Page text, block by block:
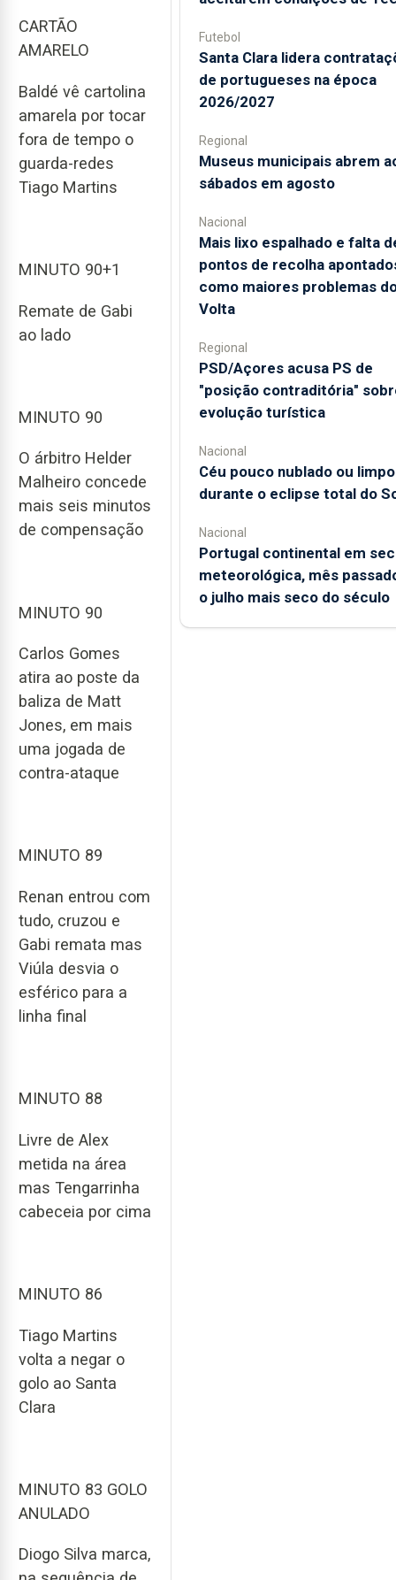
CARTÃO
AMARELO
Baldé vê cartolina
amarela por tocar
fora de tempo o
guarda-redes
Tiago Martins
MINUTO 90+1
Remate de Gabi
ao lado
MINUTO 90
O árbitro Helder
Malheiro concede
mais seis minutos
de compensação
MINUTO 90
Carlos Gomes
atira ao poste da
baliza de Matt
Jones, em mais
uma jogada de
contra-ataque
MINUTO 89
Renan entrou com
tudo, cruzou e
Gabi remata mas
Viúla desvia o
esférico para a
linha final
MINUTO 88
Livre de Alex
metida na área
mas Tengarrinha
cabeceia por cima
MINUTO 86
Tiago Martins
volta a negar o
golo ao Santa
Clara
MINUTO 83 GOLO
ANULADO
Diogo Silva marca,
Futebol
Santa Clara lidera
de portugueses na época
2026/2027
Regional
Museus municipais abrem
sábados em agosto
Nacional
Mais lixo espalhado e falta
pontos de recolha
como maiores problemas
Volta
Regional
PSD/Açores acusa PS de
"posição contraditória"
evolução turística
Nacional
Céu pouco nublado ou limpo
durante o eclipse total do
Nacional
Portugal continental em
meteorológica, mês
o julho mais seco do século